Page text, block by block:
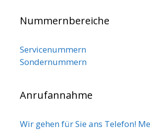
Nummernbereiche
Servicenummern
Sondernummern
Anrufannahme
Wir gehen für Sie ans Telefon!